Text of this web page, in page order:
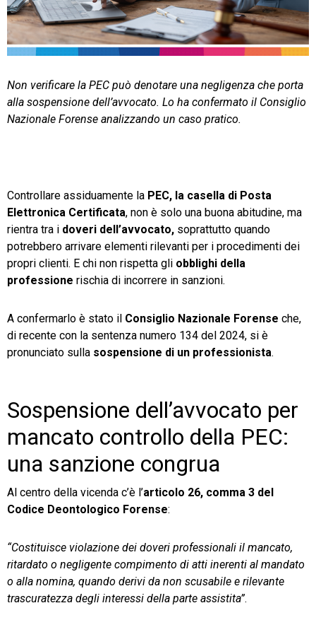
TeamSystem Corporate
Non verificare la PEC può denotare una negligenza che porta
alla sospensione dell’avvocato. Lo ha confermato il Consiglio
Nazionale Forense analizzando un caso pratico.
Controllare assiduamente la PEC, la casella di Posta
Elettronica Certificata, non è solo una buona abitudine, ma
rientra tra i doveri dell’avvocato, soprattutto quando
potrebbero arrivare elementi rilevanti per i procedimenti dei
propri clienti. E chi non rispetta gli obblighi della
professione rischia di incorrere in sanzioni.
A confermarlo è stato il Consiglio Nazionale Forense che,
di recente con la sentenza numero 134 del 2024, si è
pronunciato sulla sospensione di un professionista.
Sospensione dell’avvocato per
mancato controllo della PEC:
una sanzione congrua
Al centro della vicenda c’è l’articolo 26, comma 3 del
Codice Deontologico Forense:
“Costituisce violazione dei doveri professionali il mancato,
ritardato o negligente compimento di atti inerenti al mandato
o alla nomina, quando derivi da non scusabile e rilevante
trascuratezza degli interessi della parte assistita”.